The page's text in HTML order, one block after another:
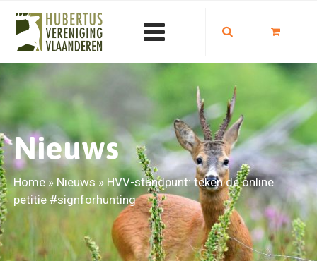
Nieuws
Home» Nieuws » HVV-standpunt: teken de online
petitie #signforhunting